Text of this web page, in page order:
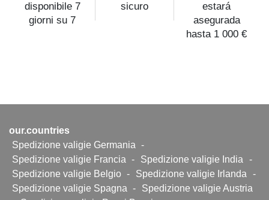
disponibile 7
giorni su 7
sicuro
estará
asegurada
hasta 1 000 €
our.countries
Spedizione valigie Germania
-
Spedizione valigie Francia
- Spedizione valigie India
-
Spedizione valigie Belgio - Spedizione valigie Irlanda
-
Spedizione valigie Spagna
-
Spedizione valigie Austria